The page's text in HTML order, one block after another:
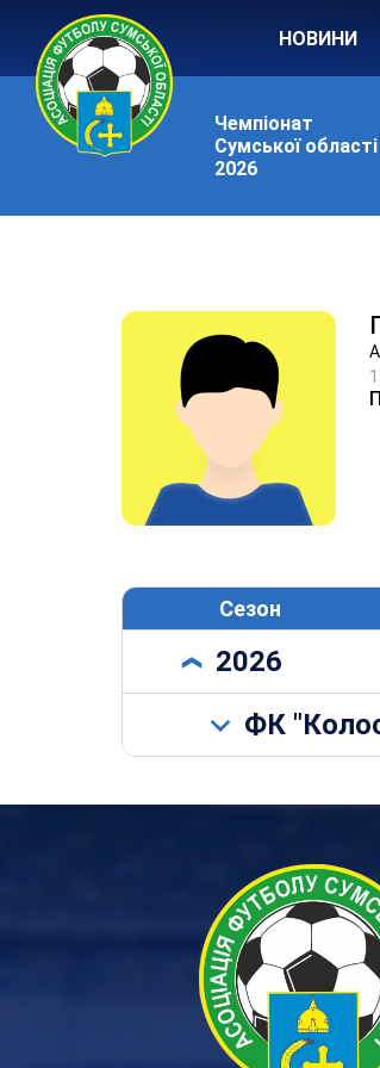
НОВИНИ
Чемпіонат
Сумської області
2026
Сезон
2026
ФК